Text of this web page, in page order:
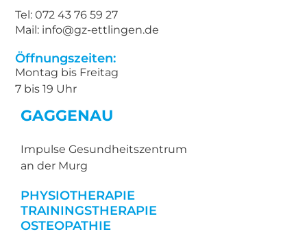
Tel: 072 43 76 59 27
Mail: info@gz-ettlingen.de
Öffnungszeiten:
Montag bis Freitag
7 bis 19 Uhr
GAGGENAU
Impulse Gesundheitszentrum
an der Murg
PHYSIOTHERAPIE
TRAININGSTHERAPIE
OSTEOPATHIE